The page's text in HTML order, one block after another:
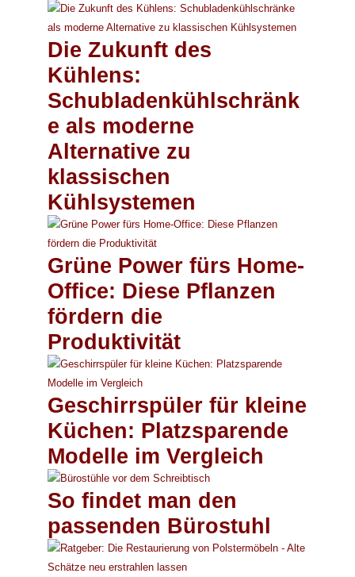
Die Zukunft des
Kühlens:
Schubladenkühlschränk
e als moderne
Alternative zu
klassischen
Kühlsystemen
Grüne Power fürs Home-
Office: Diese Pflanzen
fördern die
Produktivität
Geschirrspüler für kleine
Küchen: Platzsparende
Modelle im Vergleich
So findet man den
passenden Bürostuhl